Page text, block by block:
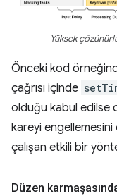
Yüksek
Önceki kod
çağrısı içinde
olduğu kabul edilse
kareyi engellemesini
çalışan etkili bir
Düzen